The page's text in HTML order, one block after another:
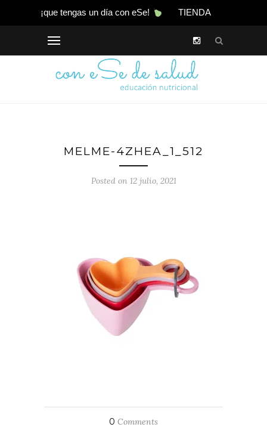
¡que tengas un día con eSe! TIENDA
MELME-4ZHEA_1_512
Posted on 12 julio, 2021
0 Comments